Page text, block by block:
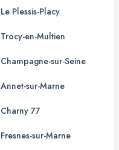
Le Plessis-Placy
Trocy-en-Multien
Champagne-sur-Seine
Annet-sur-Marne
Charny 77
Fresnes-sur-Marne